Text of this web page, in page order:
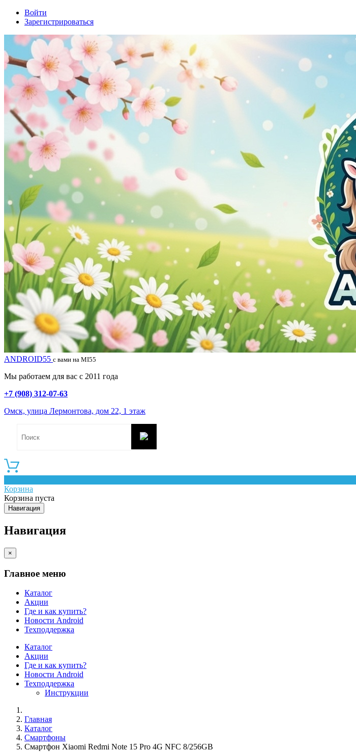
Войти
Зарегистрироваться
ANDROID55 с вами на MI55
Мы работаем для вас с 2011 года
+7 (908) 312-07-63
Омск, улица Лермонтова, дом 22, 1 этаж
Корзина
Корзина пуста
Навигация
Навигация
×
Главное меню
Каталог
Акции
Где и как купить?
Новости Android
Техподдержка
Каталог
Акции
Где и как купить?
Новости Android
Техподдержка
Инструкции
Главная
Каталог
Смартфоны
Смартфон Xiaomi Redmi Note 15 Pro 4G NFC 8/256GB